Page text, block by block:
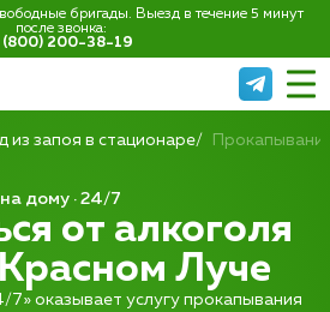
бригады. Выезд в течение 5 минут
после звонка:
(800) 200-38-19
из запоя в стационаре
дому · 24/7
от алкоголя
Луче
7» оказывает услугу прокапывания